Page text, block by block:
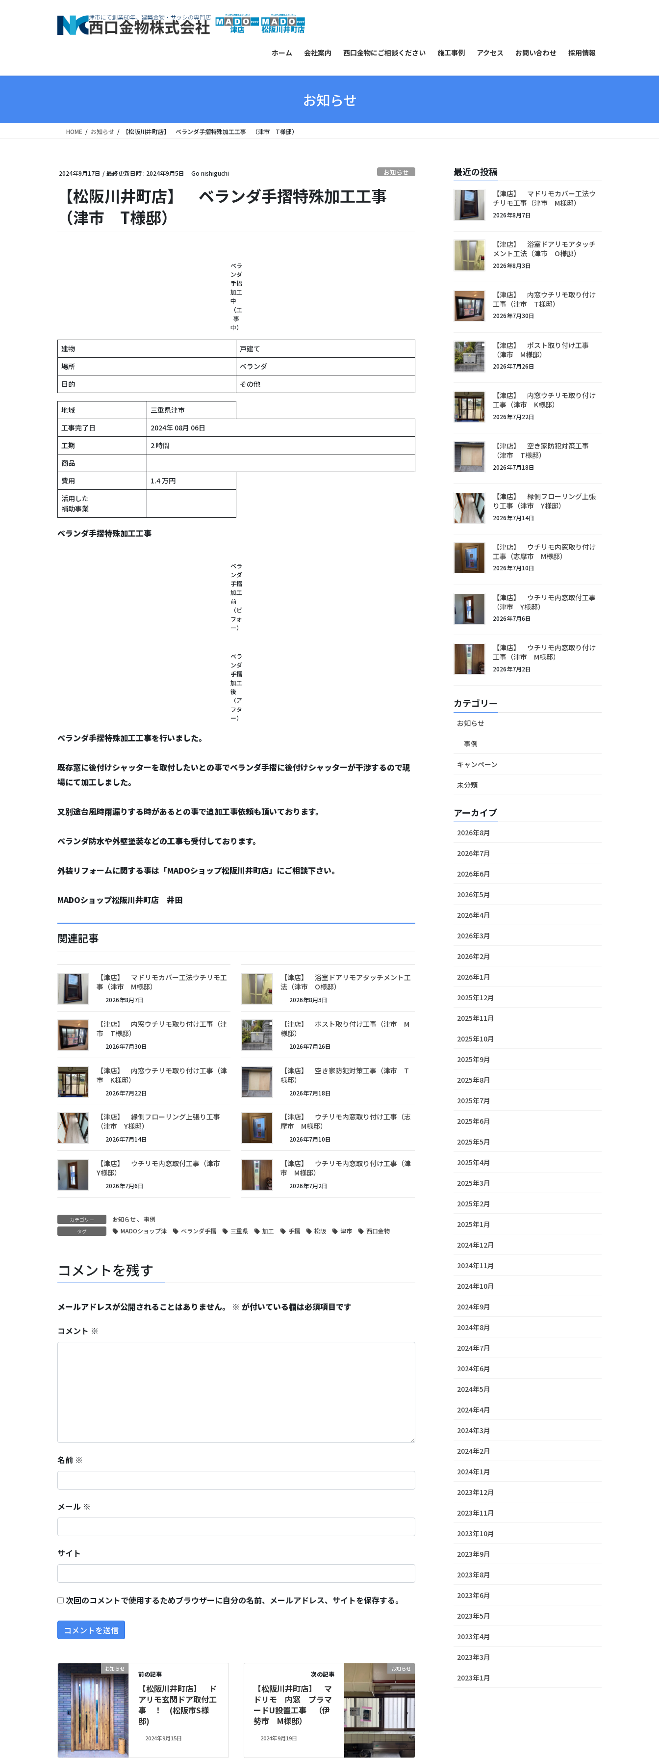
ス
ン
ホーム 会社案内 西口金物にご相談ください 施工事例 アクセス お問い合わせ 採用情報
お知らせ
HOME お知らせ 【松阪川井町店】 ベランダ手摺特殊加工工事 （津市 T様邸）
2024年9月17日 / 最終更新日時 : 2024年9月5日 Go nishiguchi お知らせ
【松阪川井町店】 ベランダ手摺特殊加工工事
（津市 T様邸）
ベラ
ンダ
手摺
加工
中
（工
事
中）
建物
戸建て
場所
ベランダ
目的
その他
地域
三重県津市
工事完了日
2024年 08月 06日
工期
2 時間
商品
費用
1.4 万円
活用した
補助事業
ベランダ手摺特殊加工工事
ベラ
ンダ
手摺
加工
前
（ビ
フォ
ー）
ベラ
ンダ
手摺
加工
後
（ア
フタ
ー）
ベランダ手摺特殊加工工事を行いました。
既存窓に後付けシャッターを取付したいとの事でベランダ手摺に後付けシャッターが干渉するので現
場にて加工しました。
又別途台風時雨漏りする時があるとの事で追加工事依頼も頂いております。
ベランダ防水や外壁塗装などの工事も受付しております。
外装リフォームに関する事は「MADOショップ松阪川井町店」にご相談下さい。
MADOショップ松阪川井町店 井田
関連記事
【津店】 マドリモカバー工法ウチリモ工
事（津市 M様邸）
2026年8月7日
【津店】 浴室ドアリモアタッチメント工
法（津市 O様邸）
2026年8月3日
【津店】 内窓ウチリモ取り付け工事（津
市 T様邸）
2026年7月30日
【津店】 ポスト取り付け工事（津市 M
様邸）
2026年7月26日
【津店】 内窓ウチリモ取り付け工事（津
市 K様邸）
2026年7月22日
【津店】 空き家防犯対策工事（津市 T
様邸）
2026年7月18日
【津店】 縁側フローリング上張り工事
（津市 Y様邸）
2026年7月14日
【津店】 ウチリモ内窓取り付け工事（志
摩市 M様邸）
2026年7月10日
【津店】 ウチリモ内窓取付工事（津市
Y様邸）
2026年7月6日
【津店】 ウチリモ内窓取り付け工事（津
市 M様邸）
2026年7月2日
カテゴリー お知らせ、 事例
タグ MADOショップ津 ベランダ手摺 三重県 加工 手摺 松阪 津市 西口金物
コメントを残す
メールアドレスが公開されることはありません。 ※ が付いている欄は必須項目です
コメント ※
名前 ※
メール ※
サイト
次回のコメントで使用するためブラウザーに自分の名前、メールアドレス、サイトを保存する。
お知らせ
前の記事
【松阪川井町店】 ド
アリモ玄関ドア取付工
事 ！ (松阪市S様
邸)
2024年9月15日
お知らせ
次の記事
【松阪川井町店】 マ
ドリモ 内窓 プラマ
ードU設置工事 （伊
勢市 M様邸）
2024年9月19日
最近の投稿
【津店】 マドリモカバー工法ウ
チリモ工事（津市 M様邸）
2026年8月7日
【津店】 浴室ドアリモアタッチ
メント工法（津市 O様邸）
2026年8月3日
【津店】 内窓ウチリモ取り付け
工事（津市 T様邸）
2026年7月30日
【津店】 ポスト取り付け工事
（津市 M様邸）
2026年7月26日
【津店】 内窓ウチリモ取り付け
工事（津市 K様邸）
2026年7月22日
【津店】 空き家防犯対策工事
（津市 T様邸）
2026年7月18日
【津店】 縁側フローリング上張
り工事（津市 Y様邸）
2026年7月14日
【津店】 ウチリモ内窓取り付け
工事（志摩市 M様邸）
2026年7月10日
【津店】 ウチリモ内窓取付工事
（津市 Y様邸）
2026年7月6日
【津店】 ウチリモ内窓取り付け
工事（津市 M様邸）
2026年7月2日
カテゴリー
お知らせ
事例
キャンペーン
未分類
アーカイブ
2026年8月
2026年7月
2026年6月
2026年5月
2026年4月
2026年3月
2026年2月
2026年1月
2025年12月
2025年11月
2025年10月
2025年9月
2025年8月
2025年7月
2025年6月
2025年5月
2025年4月
2025年3月
2025年2月
2025年1月
2024年12月
2024年11月
2024年10月
2024年9月
2024年8月
2024年7月
2024年6月
2024年5月
2024年4月
2024年3月
2024年2月
2024年1月
2023年12月
2023年11月
2023年10月
2023年9月
2023年8月
2023年6月
2023年5月
2023年4月
2023年3月
2023年1月